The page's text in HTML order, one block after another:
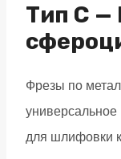
насечка
quantity
Тип C
Фрезы по
для шлифовки